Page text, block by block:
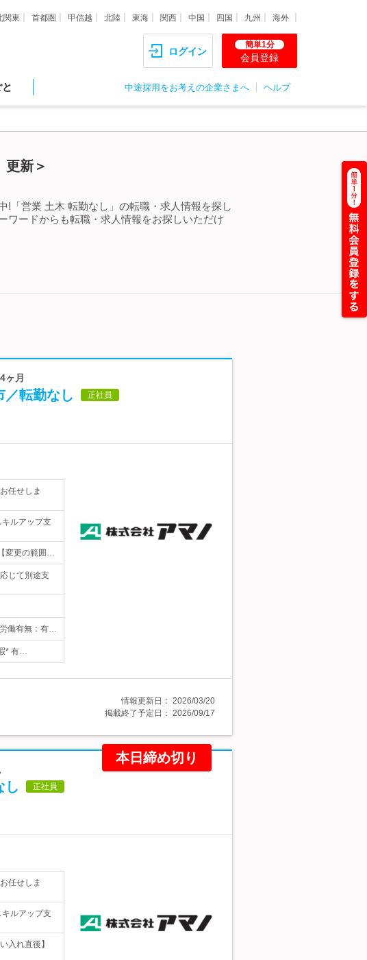
関東 首都圏 甲信越 北陸 東海 関西 中国 四国 九州 海外
ログイン
簡単1分
会員登録
中途採用をお考えの企業さまへ ヘルプ
更新＞
!「営業 土木 転勤なし」の転職・求人情報を探し
ワードからも転職・求人情報をお探しいただけ
ヶ月
転勤なし 正社員
任せしま
ルアップ支
変更の範囲…
じて別途支
働有無：有…
* 有…
情報更新日： 2026/03/20
掲載終了予定日： 2026/09/17
本日締め切り
し 正社員
任せしま
ルアップ支
入れ直後】